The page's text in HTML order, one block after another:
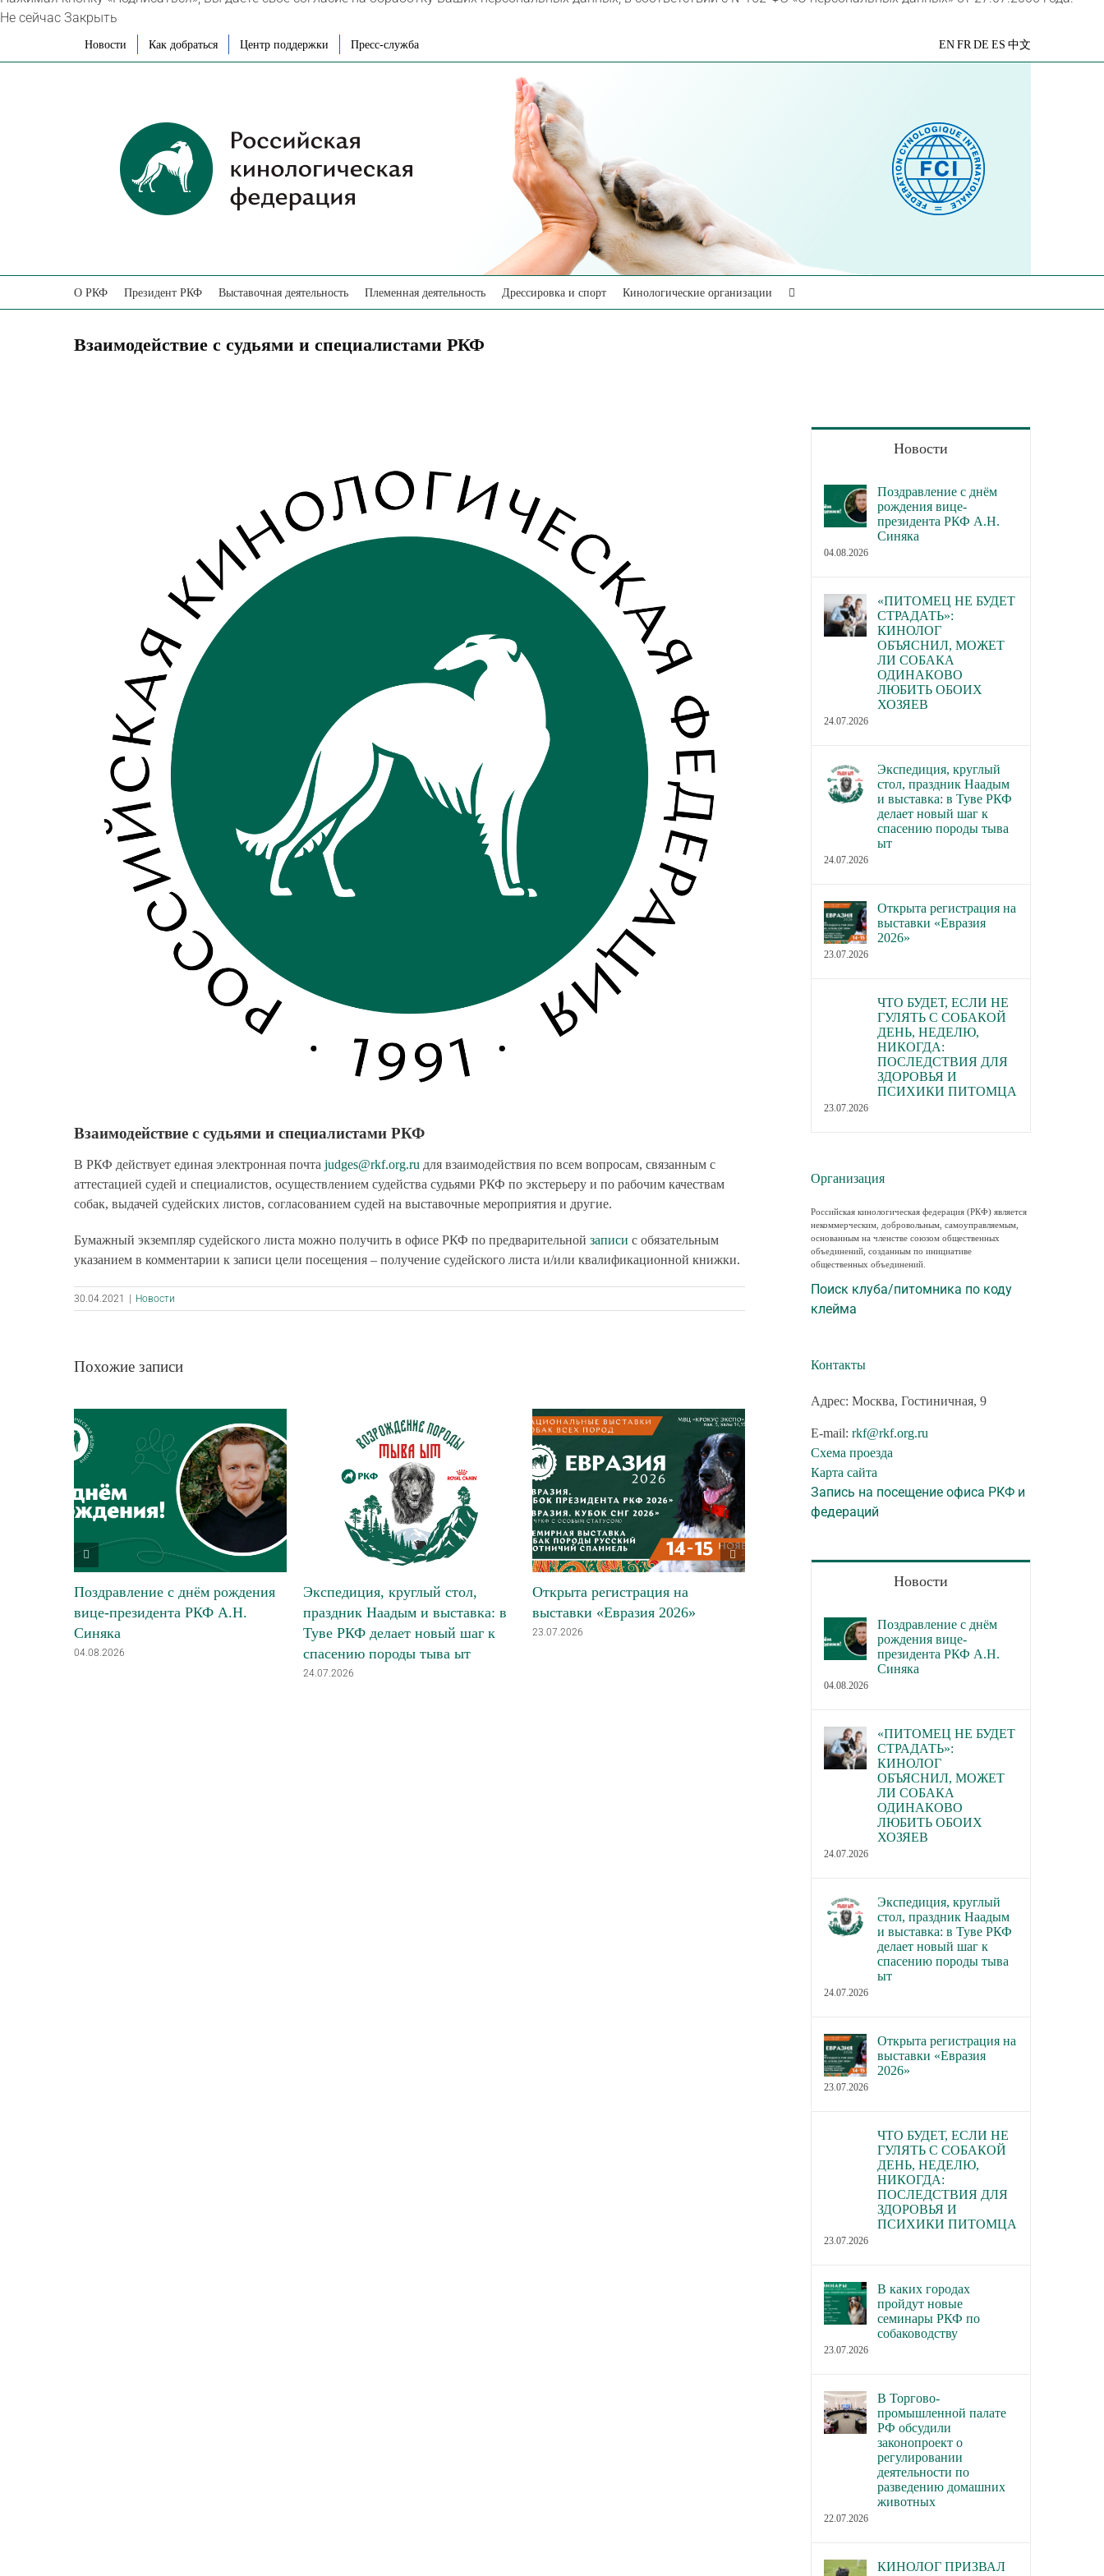
Не сейчас Закрыть
Новости Как добраться Центр поддержки Пресс-служба
Яндекс
EN FR DE ES 中文
О РКФ Президент РКФ Выставочная деятельность Племенная деятельность Дрессировка и спорт Кинологические организации
Взаимодействие с судьями и специалистами РКФ
Взаимодействие с судьями и специалистами РКФ
В РКФ действует единая электронная почта judges@rkf.org.ru для взаимодействия по всем вопросам, связанным с
аттестацией судей и специалистов, осуществлением судейства судьями РКФ по экстерьеру и по рабочим качествам
собак, выдачей судейских листов, согласованием судей на выставочные мероприятия и другие.
Бумажный экземпляр судейского листа можно получить в офисе РКФ по предварительной записи с обязательным
указанием в комментарии к записи цели посещения – получение судейского листа и/или квалификационной книжки.
30.04.2021 Новости
Похожие записи
Поздравление с днём рождения
вице-президента РКФ А.Н.
Синяка
04.08.2026
Экспедиция, круглый стол,
праздник Наадым и выставка: в
Туве РКФ делает новый шаг к
спасению породы тыва ыт
24.07.2026
Открыта регистрация на
выставки «Евразия 2026»
23.07.2026
В каких городах пройдут новые
законопроект о
деятельности по
Новости
Поздравление с днём
рождения вице-
президента РКФ А.Н.
Синяка
04.08.2026
«ПИТОМЕЦ НЕ БУДЕТ
СТРАДАТЬ»:
КИНОЛОГ
ОБЪЯСНИЛ, МОЖЕТ
ЛИ СОБАКА
ОДИНАКОВО
ЛЮБИТЬ ОБОИХ
ХОЗЯЕВ
24.07.2026
Экспедиция, круглый
стол, праздник Наадым
и выставка: в Туве РКФ
делает новый шаг к
спасению породы тыва
ыт
24.07.2026
Открыта регистрация на
выставки «Евразия
2026»
23.07.2026
ЧТО БУДЕТ, ЕСЛИ НЕ
ГУЛЯТЬ С СОБАКОЙ
ДЕНЬ, НЕДЕЛЮ,
НИКОГДА:
ПОСЛЕДСТВИЯ ДЛЯ
ЗДОРОВЬЯ И
ПСИХИКИ ПИТОМЦА
23.07.2026
Организация
Российская кинологическая федерация (РКФ) является
некоммерческим, добровольным, самоуправляемым,
основанным на членстве союзом общественных
объединений, созданным по инициативе
общественных объединений.
Поиск клуба/питомника по коду
клейма
Контакты
Адрес: Москва, Гостиничная, 9
E-mail: rkf@rkf.org.ru
Схема проезда
Карта сайта
Запись на посещение офиса РКФ и
федераций
Новости
Поздравление с днём
рождения вице-
президента РКФ А.Н.
Синяка
04.08.2026
«ПИТОМЕЦ НЕ БУДЕТ
СТРАДАТЬ»:
КИНОЛОГ
ОБЪЯСНИЛ, МОЖЕТ
ЛИ СОБАКА
ОДИНАКОВО
ЛЮБИТЬ ОБОИХ
ХОЗЯЕВ
24.07.2026
Экспедиция, круглый
стол, праздник Наадым
и выставка: в Туве РКФ
делает новый шаг к
спасению породы тыва
ыт
24.07.2026
Открыта регистрация на
выставки «Евразия
2026»
23.07.2026
ЧТО БУДЕТ, ЕСЛИ НЕ
ГУЛЯТЬ С СОБАКОЙ
ДЕНЬ, НЕДЕЛЮ,
НИКОГДА:
ПОСЛЕДСТВИЯ ДЛЯ
ЗДОРОВЬЯ И
ПСИХИКИ ПИТОМЦА
23.07.2026
В каких городах
пройдут новые
семинары РКФ по
собаководству
23.07.2026
В Торгово-
промышленной палате
РФ обсудили
законопроект о
регулировании
деятельности по
разведению домашних
животных
22.07.2026
КИНОЛОГ ПРИЗВАЛ